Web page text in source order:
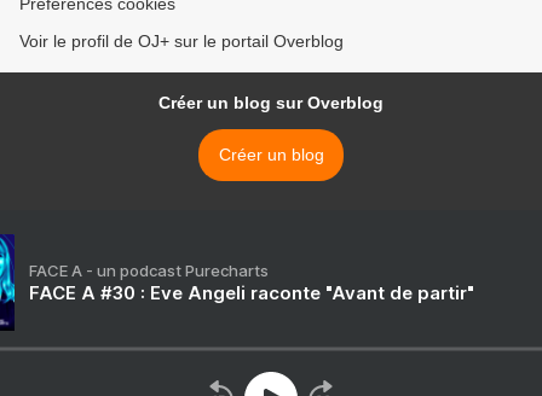
Voir le profil de OJ+ sur le portail Overblog
Créer un blog sur Overblog
Créer un blog
FACE A - un podcast Purecharts
FACE A #30 : Eve Angeli raconte "Avant de partir"